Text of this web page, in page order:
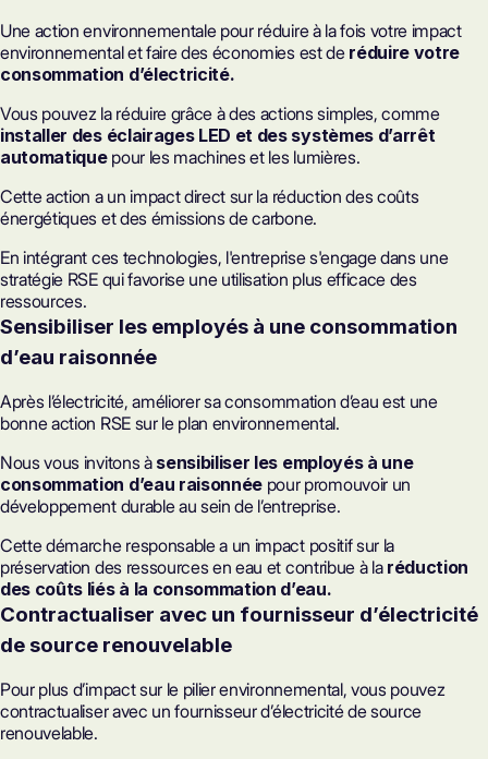
Une action environnementale pour réduire à la fois votre impact
environnemental et faire des économies est de réduire votre
consommation d’électricité.
Vous pouvez la réduire grâce à des actions simples, comme
installer des éclairages LED et des systèmes d’arrêt
automatiquepour les machines et les lumières.
Cette action a un impact direct sur la réduction des coûts
énergétiques et des émissions de carbone.
En intégrant ces technologies, l'entreprise s'engage dans une
stratégie RSE qui favorise une utilisation plus efficace des
ressources.
Sensibiliser les employés à une consommation
d’eau raisonnée
Après l’électricité, améliorer sa consommation d’eau est une
bonne action RSE sur le plan environnemental.
Nous vous invitons à sensibiliser les employés à une
consommation d’eau raisonnée pour promouvoir un
développement durable au sein de l’entreprise.
Cette démarche responsable a un impact positif sur la
préservation des ressources en eau et contribue à la réduction
des coûts liés à la consommation d’eau.
Contractualiser avec un fournisseur d’électricité
de source renouvelable
Pour plus d’impact sur le pilier environnemental, vous pouvez
contractualiser avec un fournisseur d’électricité de source
renouvelable.